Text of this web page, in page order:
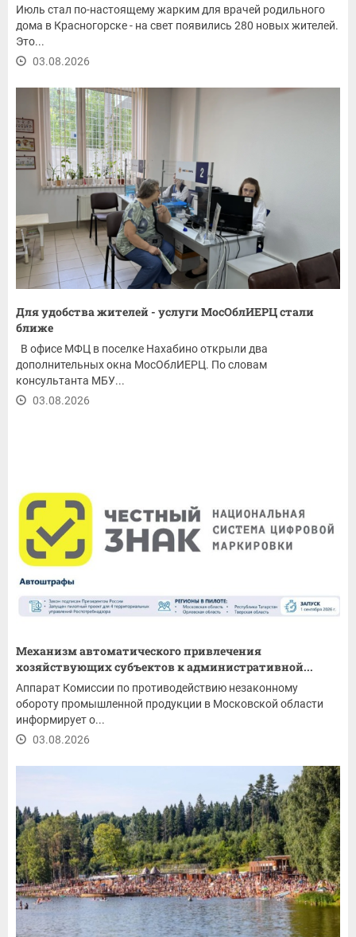
Июль стал по-настоящему жарким для врачей родильного
дома в Красногорске - на свет появились 280 новых жителей.
Это...
03.08.2026
Для удобства жителей - услуги МосОблИЕРЦ стали
ближе
В офисе МФЦ в поселке Нахабино открыли два
дополнительных окна МосОблИЕРЦ. По словам
консультанта МБУ...
03.08.2026
Механизм автоматического привлечения
хозяйствующих субъектов к административной...
Аппарат Комиссии по противодействию незаконному
обороту промышленной продукции в Московской области
информирует о...
03.08.2026